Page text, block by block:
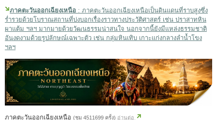
ภาคตะวันออกเฉียงเหนือ : ภาคตะวันออกเฉียงเหนือเป็นดินแดนที่ราบสูงซึ่ง
ร่ำรวยด้วยโบราณสถานที่บ่งบอกเรื่องราวทางประวัติศาสตร์ เช่น ปราสาทหิน
ผาแต้ม ฯลฯ มากมายด้วยวัฒนธรรมน่าสนใจ นอกจากนี้ยังมีแหล่งธรรมชาติ
อันงดงามด้วยรูปลักษณ์เฉพาะตัว เช่น กลุ่มหินเทิบ เกาะแก่งกลางลำน้ำโขง
ฯลฯ
ภาคตะวันออกเฉียงเหนือ (ชม 4511699 ครั้ง) อ่านต่อ